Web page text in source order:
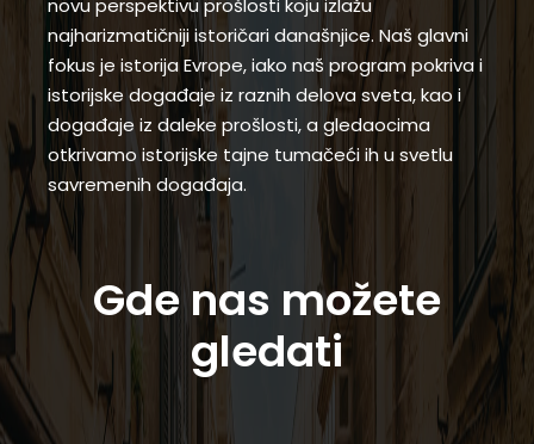
novu perspektivu prošlosti koju izlažu
najharizmatičniji istoričari današnjice. Naš glavni
fokus je istorija Evrope, iako naš program pokriva i
istorijske događaje iz raznih delova sveta, kao i
događaje iz daleke prošlosti, a gledaocima
otkrivamo istorijske tajne tumačeći ih u svetlu
savremenih događaja.
Gde nas možete
gledati